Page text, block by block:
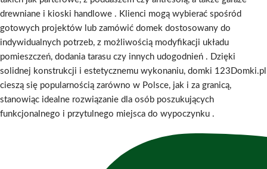
drewniane i kioski handlowe . Klienci mogą wybierać spośród
gotowych projektów lub zamówić domek dostosowany do
indywidualnych potrzeb, z możliwością modyfikacji układu
pomieszczeń, dodania tarasu czy innych udogodnień . Dzięki
solidnej konstrukcji i estetycznemu wykonaniu, domki 123Domki.pl
cieszą się popularnością zarówno w Polsce, jak i za granicą,
stanowiąc idealne rozwiązanie dla osób poszukujących
funkcjonalnego i przytulnego miejsca do wypoczynku .